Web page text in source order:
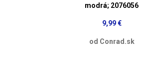
modrá; 2076056
9,99 €
od Conrad.sk